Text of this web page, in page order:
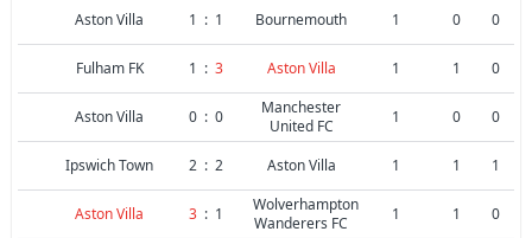
Aston Villa 1 : 1 Bournemouth 1 0 0
Fulham FK 1 : 3 Aston Villa 1 1 0
Aston Villa 0 : 0
Manchester
United FC
1 0 0
Ipswich Town 2 : 2 Aston Villa 1 1 1
Aston Villa 3 : 1
Wolverhampton
Wanderers FC
1 1 0